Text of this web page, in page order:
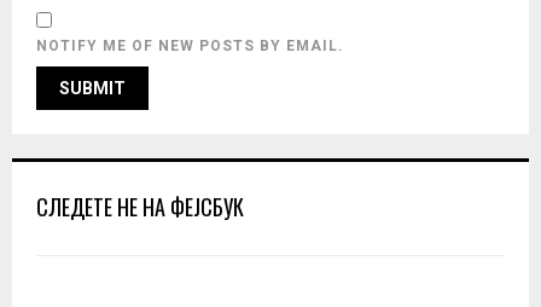
NOTIFY ME OF NEW POSTS BY EMAIL.
СЛЕДЕТЕ НЕ НА ФЕЈСБУК